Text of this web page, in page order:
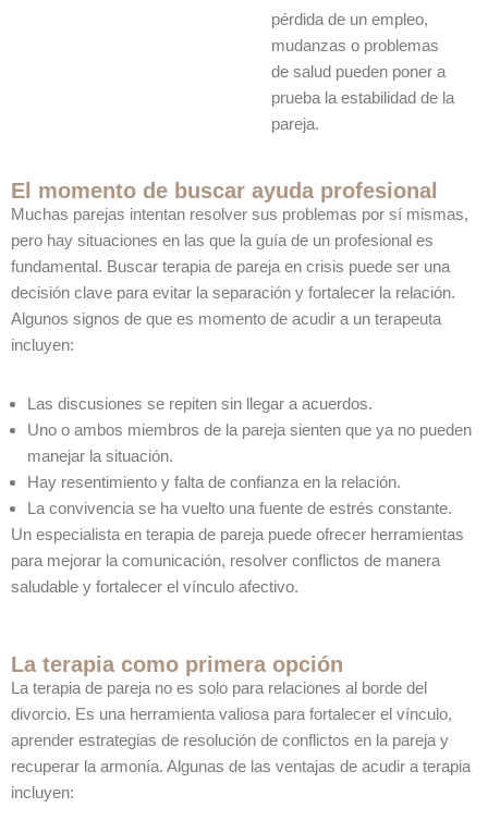
pérdida de un empleo,
mudanzas o problemas
de salud pueden poner a
prueba la estabilidad de la
pareja.
El momento de buscar ayuda profesional
Muchas parejas intentan resolver sus problemas por sí mismas,
pero hay situaciones en las que la guía de un profesional es
fundamental. Buscar terapia de pareja en crisis puede ser una
decisión clave para evitar la separación y fortalecer la relación.
Algunos signos de que es momento de acudir a un terapeuta
incluyen:
Las discusiones se repiten sin llegar a acuerdos.
Uno o ambos miembros de la pareja sienten que ya no pueden
manejar la situación.
Hay resentimiento y falta de confianza en la relación.
La convivencia se ha vuelto una fuente de estrés constante.
Un especialista en terapia de pareja puede ofrecer herramientas
para mejorar la comunicación, resolver conflictos de manera
saludable y fortalecer el vínculo afectivo.
La terapia como primera opción
La terapia de pareja no es solo para relaciones al borde del
divorcio. Es una herramienta valiosa para fortalecer el vínculo,
aprender estrategias de resolución de conflictos en la pareja y
recuperar la armonía. Algunas de las ventajas de acudir a terapia
incluyen: